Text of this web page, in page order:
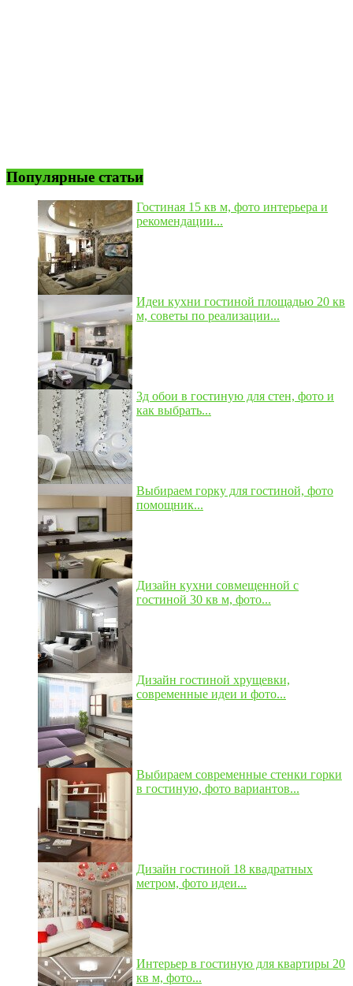
Популярные статьи
Гостиная 15 кв м, фото интерьера и
рекомендации...
Идеи кухни гостиной площадью 20 кв
м, советы по реализации...
3д обои в гостиную для стен, фото и
как выбрать...
Выбираем горку для гостиной, фото
помощник...
Дизайн кухни совмещенной с
гостиной 30 кв м, фото...
Дизайн гостиной хрущевки,
современные идеи и фото...
Выбираем современные стенки горки
в гостиную, фото вариантов...
Дизайн гостиной 18 квадратных
метром, фото идеи...
Интерьер в гостиную для квартиры 20
кв м, фото...